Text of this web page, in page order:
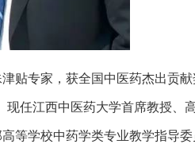
贴专家，获全国中医药杰出贡
任江西中医药大学首席教授、
等学校中药学类专业教学指导